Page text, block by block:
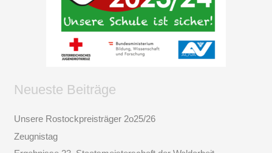
Neueste Beiträge
Unsere Rostockpreisträger 2o25/26
Zeugnistag